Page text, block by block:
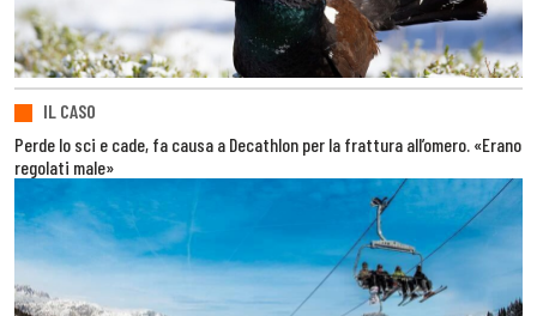
IL CASO
Perde lo sci e cade, fa causa a Decathlon per la frattura all’omero. «Erano
regolati male»